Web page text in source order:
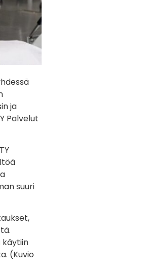
ja
Palvelut
suuri
käytiin
(Kuvio